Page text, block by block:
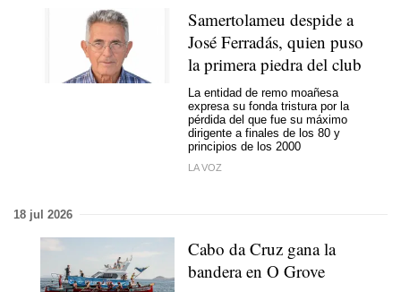
Samertolameu despide a
José Ferradás, quien puso
la primera piedra del club
La entidad de remo moañesa
expresa su fonda tristura por la
pérdida del que fue su máximo
dirigente a finales de los 80 y
principios de los 2000
LA VOZ
18 jul 2026
Cabo da Cruz gana la
bandera en O Grove